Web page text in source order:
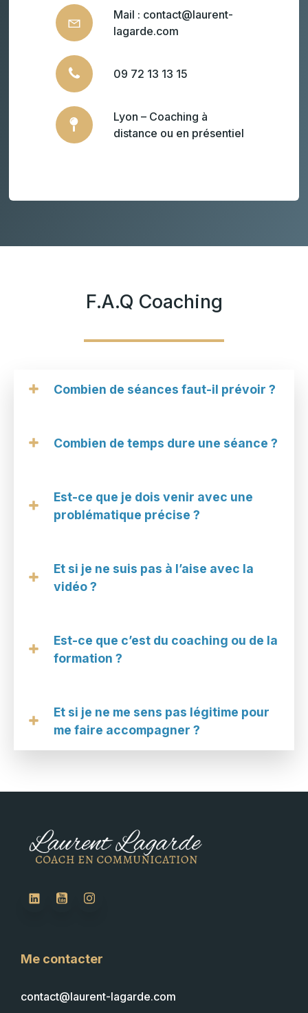
Mail : contact@laurent-
lagarde.com
09 72 13 13 15
Lyon – Coaching à
distance ou en présentiel
F.A.Q Coaching
Combien de séances faut-il prévoir ?
Combien de temps dure une séance ?
Est-ce que je dois venir avec une
problématique précise ?
Et si je ne suis pas à l’aise avec la
vidéo ?
Est-ce que c’est du coaching ou de la
formation ?
Et si je ne me sens pas légitime pour
me faire accompagner ?
Me contacter
contact@laurent-lagarde.com